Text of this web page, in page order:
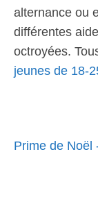
alternance ou
différentes
octroyées.
jeunes de 18-
Prime de Noël